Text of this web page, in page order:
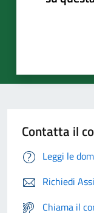
Contatta il
Leggi le
Richiedi
Chiama il